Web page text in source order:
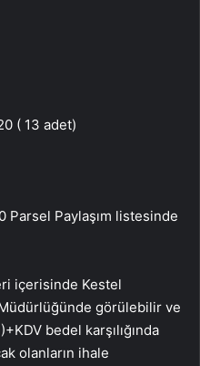
( 13 adet)
Parsel Paylaşım listesinde
içerisinde Kestel
görülebilir ve
bedel karşılığında
olanların ihale